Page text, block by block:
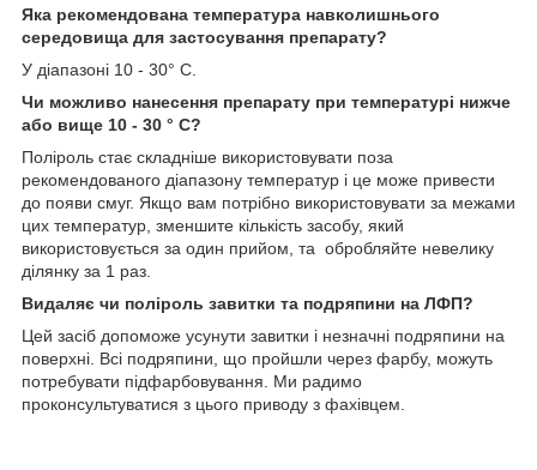
Яка рекомендована температура навколишнього
середовища для застосування препарату?
У діапазоні 10 - 30° С.
Чи можливо нанесення препарату при температурі нижче
або вище 10 - 30 ° С?
Поліроль стає складніше використовувати поза
рекомендованого діапазону температур і це може привести
до появи смуг. Якщо вам потрібно використовувати за межами
цих температур, зменшите кількість засобу, який
використовується за один прийом, та обробляйте невелику
ділянку за 1 раз.
Видаляє чи поліроль завитки та подряпини на ЛФП?
Цей засіб допоможе усунути завитки і незначні подряпини на
поверхні. Всі подряпини, що пройшли через фарбу, можуть
потребувати підфарбовування. Ми радимо
проконсультуватися з цього приводу з фахівцем.